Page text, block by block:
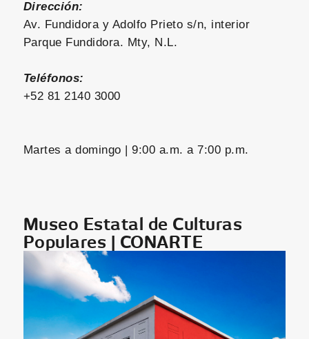
Dirección:
Av. Fundidora y Adolfo Prieto s/n, interior
Parque Fundidora. Mty, N.L.
Teléfonos:
+52 81 2140 3000
Martes a domingo | 9:00 a.m. a 7:00 p.m.
Museo Estatal de Culturas
Populares | CONARTE